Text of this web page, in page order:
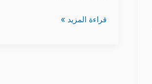
قراءة المزيد »